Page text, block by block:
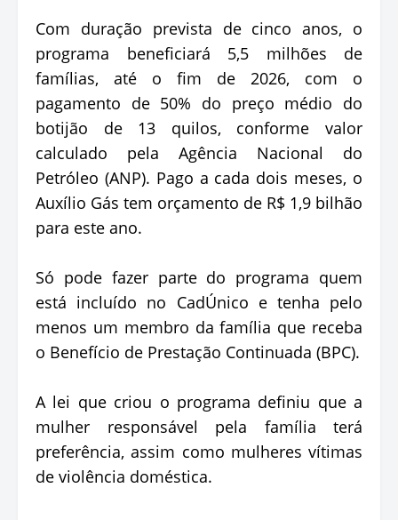
Com duração prevista de cinco anos, o
programa beneficiará 5,5 milhões de
famílias, até o fim de 2026, com o
pagamento de 50% do preço médio do
botijão de 13 quilos, conforme valor
calculado pela Agência Nacional do
Petróleo (ANP). Pago a cada dois meses, o
Auxílio Gás tem orçamento de R$ 1,9 bilhão
para este ano.
Só pode fazer parte do programa quem
está incluído no CadÚnico e tenha pelo
menos um membro da família que receba
o Benefício de Prestação Continuada (BPC).
A lei que criou o programa definiu que a
mulher responsável pela família terá
preferência, assim como mulheres vítimas
de violência doméstica.